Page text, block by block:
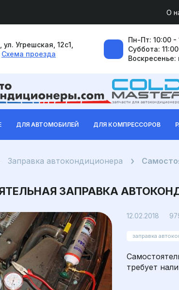
О
ул. Угрешская, 12с1,
Схема проезда
Пн-Пт: 10:00 -
Суббота:
Воскресенье:
ДЛЯ АВТОМОБИЛЕЙ ДЛЯ КОМПРЕССОРОВ
Заправка автокондиционера
ЗАПРАВКА
12.02.2018
заправка
требует